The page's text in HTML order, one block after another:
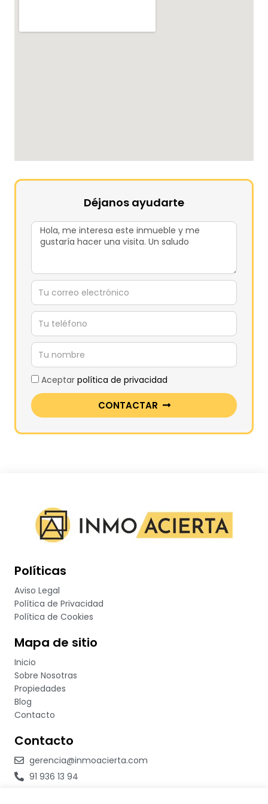
Déjanos ayudarte
Aceptar política de privacidad
CONTACTAR
Políticas
Aviso Legal
Política de Privacidad
Política de Cookies
Mapa de sitio
Inicio
Sobre Nosotras
Propiedades
Blog
Contacto
Contacto
gerencia@inmoacierta.com
91 936 13 94